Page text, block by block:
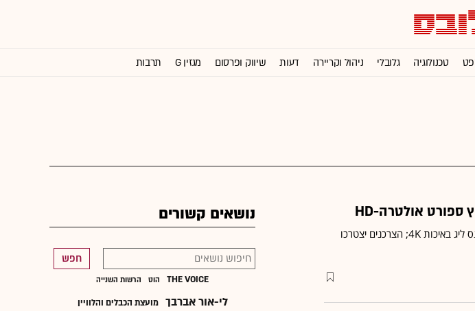
טכנולוגיה גלובלי ניהול וקריירה דעות שיווק ופרסום מגזין G תרבות
בריטיש טלקום תשדר בבריטניה משחקים מהפרמיירליג ומהצ'מפיונס ליג באיכות 4K; הצרכנים יצטרכו
נושאים קשורים
חפש
הוט הרשות השנייה
לי-אור אברבך מועצת הכבלים והלוויין